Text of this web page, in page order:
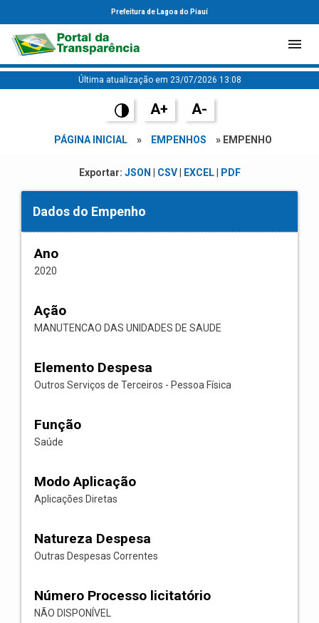
Prefeitura de Lagoa do Piauí
Última atualização em 23/07/2026 13:08
A+ A-
PÁGINA INICIAL » EMPENHOS » EMPENHO
Exportar: JSON CSV| EXCEL| PDF
Dados do Empenho
Ano
2020
Ação
MANUTENCAO DAS UNIDADES DE SAUDE
Elemento Despesa
Outros Serviços de Terceiros - Pessoa Física
Função
Saúde
Modo Aplicação
Aplicações Diretas
Natureza Despesa
Outras Despesas Correntes
Número Processo licitatório
NÃO DISPONÍVEL